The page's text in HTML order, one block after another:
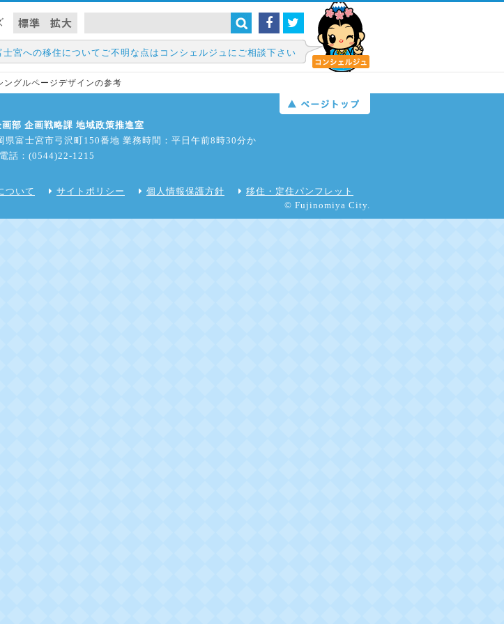
標準 拡大
士宮への移住についてご不明な点はコンシェルジュにご相談下さい
ングルページデザインの参考
部 企画戦略課 地域政策推進室
県富士宮市弓沢町150番地 業務時間：平日午前8時30分か
話：(0544)22-1215
ついて サイトポリシー 個人情報保護方針
移住・定住パンフレット
© Fujinomiya City.